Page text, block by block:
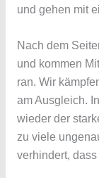
und gehen mit
Nach dem
und kommen
ran. Wir
am Ausgleich.
wieder der
zu viele
verhindert,